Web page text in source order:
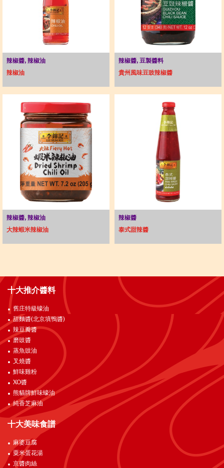
辣椒醬, 辣椒油
辣椒油
辣椒醬, 豆製醬料
貴州風味豆豉辣椒醬
辣椒醬, 辣椒油
大辣蝦米辣椒油
辣椒醬
泰式甜辣醬
十大推介醬料
舊庄特級蠔油
甜麵醬(北京填鴨醬)
辣豆瓣醬
磨豉醬
蒸魚豉油
叉燒醬
鮮味雞粉
XO醬
熊貓牌鮮味蠔油
純香芝麻油
十大美味食譜
麻婆豆腐
粟米蛋花湯
京醬肉絲